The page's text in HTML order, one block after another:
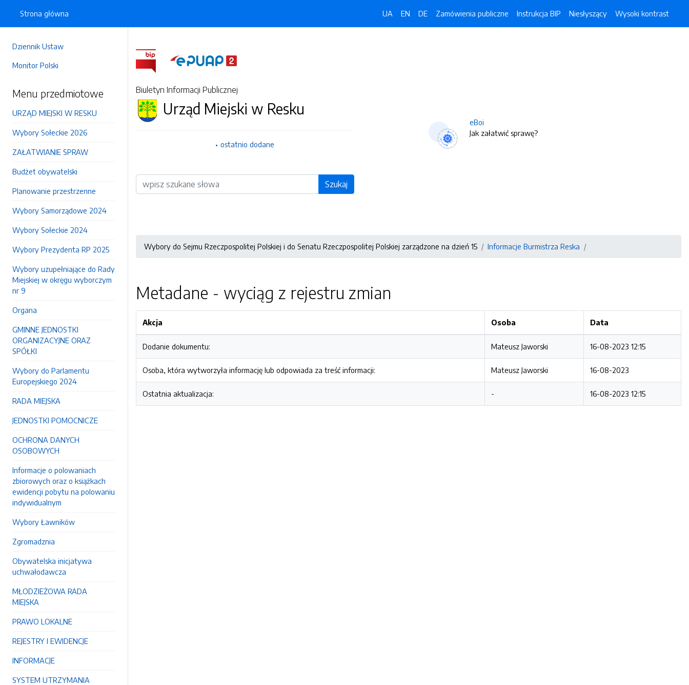
Dziennik Ustaw
Monitor Polski
Menu przedmiotowe
URZĄD MIEJSKI W RESKU
Wybory Sołeckie 2026
ZAŁATWIANIE SPRAW
Budżet obywatelski
Planowanie przestrzenne
Wybory Samorządowe 2024
Wybory Sołeckie 2024
Wybory Prezydenta RP 2025
Wybory uzupełniające do Rady
Miejskiej w okręgu wyborczym
nr 9
Organa
GMINNE JEDNOSTKI
ORGANIZACYJNE ORAZ
SPÓŁKI
Wybory do Parlamentu
Europejskiego 2024
RADA MIEJSKA
JEDNOSTKI POMOCNICZE
OCHRONA DANYCH
OSOBOWYCH
Informacje o polowaniach
zbiorowych oraz o książkach
ewidencji pobytu na polowaniu
indywidualnym
Wybory Ławników
Zgromadznia
Obywatelska inicjatywa
uchwałodawcza
MŁODZIEŻOWA RADA
MIEJSKA
PRAWO LOKALNE
REJESTRY I EWIDENCJE
INFORMACJE
SYSTEM UTRZYMANIA
Strona główna UA EN DE Zamówienia publiczne Instrukcja BIP Niesłyszący Wysoki kontrast
Biuletyn Informacji Publicznej
Urząd Miejski w Resku
ostatnio dodane
Wyszukiwarka Szukaj
eBoi
Jak załatwić sprawę?
Wybory do Sejmu Rzeczpospolitej Polskiej i do Senatu Rzeczpospolitej Polskiej zarządzone na dzień 15 Informacje Burmistrza Reska
Metadane - wyciąg z rejestru zmian
Akcja Osoba Data
Dodanie dokumentu: Mateusz Jaworski 16-08-2023 12:15
Osoba, która wytworzyła informację lub odpowiada za treść informacji: Mateusz Jaworski 16-08-2023
Ostatnia aktualizacja: - 16-08-2023 12:15